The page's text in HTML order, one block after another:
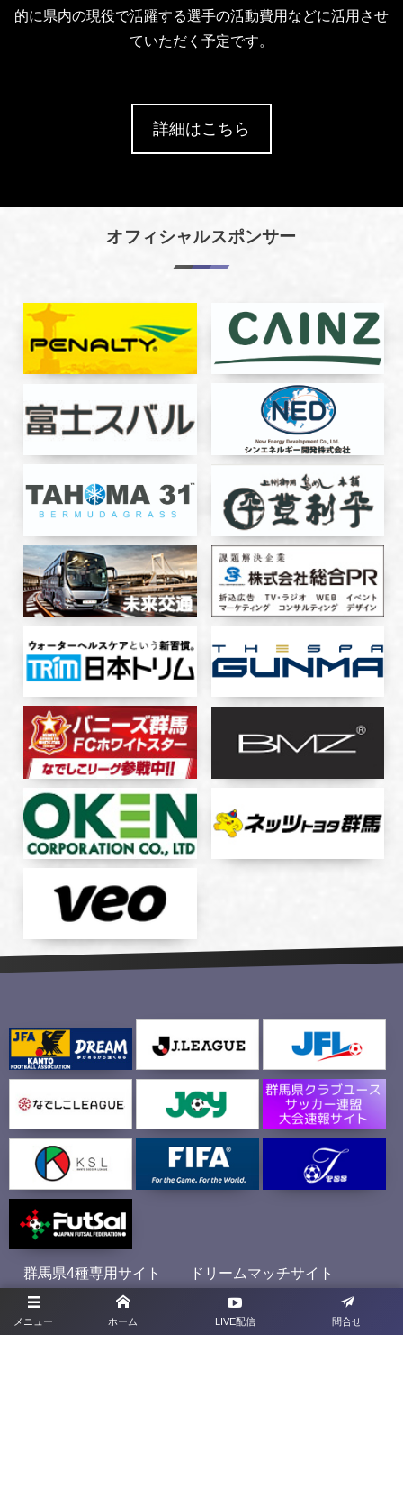
的に県内の現役で活躍する選手の活動費用などに活用させ
ていただく予定です。
詳細はこちら
オフィシャルスポンサー
メニュー ホーム LIVE配信 問合せ
群馬県4種専用サイト ドリームマッチサイト
プライバシーポリシー